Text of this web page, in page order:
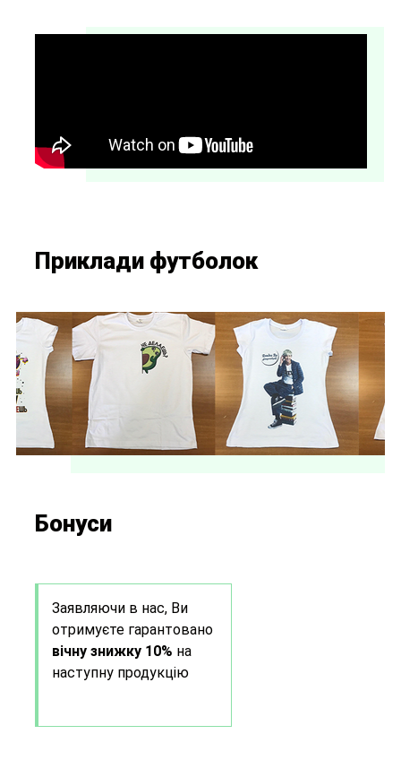
Приклади футболок
Бонуси
Заявляючи в нас, Ви
отримуєте гарантовано
вічну знижку 10% на
наступну продукцію